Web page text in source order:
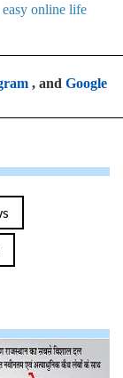
online life
, and Google